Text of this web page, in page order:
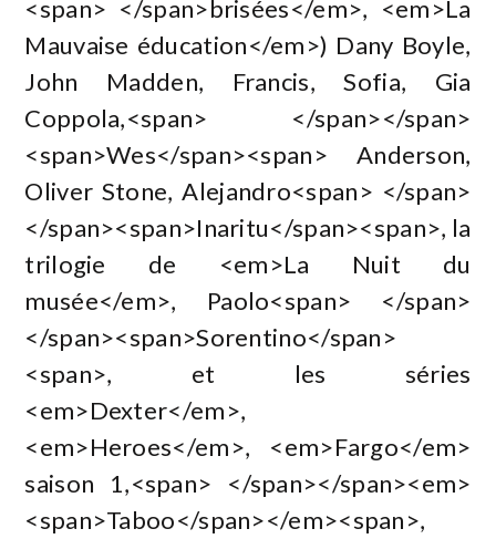
<span> </span>brisées</em>, <em>La
Mauvaise éducation</em>) Dany Boyle,
John Madden, Francis, Sofia, Gia
Coppola,<span> </span></span>
<span>Wes</span><span> Anderson,
Oliver Stone, Alejandro<span> </span>
</span><span>Inaritu</span><span>, la
trilogie de <em>La Nuit du
musée</em>, Paolo<span> </span>
</span><span>Sorentino</span>
<span>, et les séries
<em>Dexter</em>,
<em>Heroes</em>, <em>Fargo</em>
saison 1,<span> </span></span><em>
<span>Taboo</span></em><span>,